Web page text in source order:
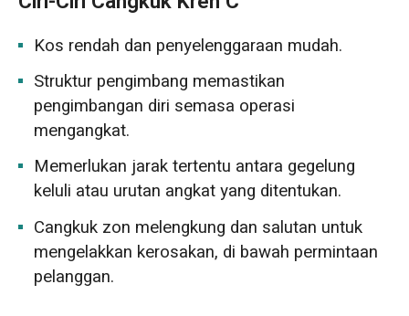
Kos rendah dan penyelenggaraan mudah.
Struktur pengimbang memastikan
pengimbangan diri semasa operasi
mengangkat.
Memerlukan jarak tertentu antara gegelung
keluli atau urutan angkat yang ditentukan.
Cangkuk zon melengkung dan salutan untuk
mengelakkan kerosakan, di bawah permintaan
pelanggan.